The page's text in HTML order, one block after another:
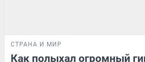
СТРАНА И МИР
Как полыхал огромный